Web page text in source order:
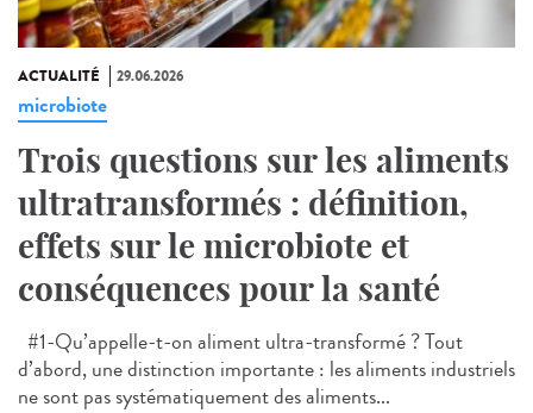
ACTUALITÉ 29.06.2026
microbiote
Trois questions sur les aliments
ultratransformés : définition,
effets sur le microbiote et
conséquences pour la santé
#1-Qu’appelle-t-on aliment ultra-transformé ? Tout
d’abord, une distinction importante : les aliments industriels
ne sont pas systématiquement des aliments...